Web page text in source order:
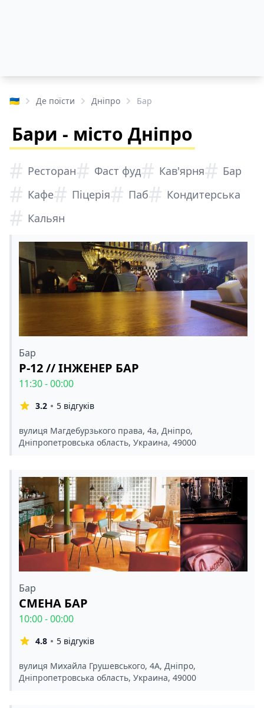
🇺🇦 Де поїсти Дніпро Бар
Бари - місто Дніпро
# Ресторан# Фаст фуд# Кав'ярня# Бар
# Кафе# Піцерія# Паб# Кондитерська
# Кальян
Бар
Р-12 // ІНЖЕНЕР БАР
11:30 - 00:00
3.2 5 відгуків
вулиця Магдебурзького права, 4а, Дніпро,
Дніпропетровська область, Украина, 49000
Бар
СМЕНА БАР
10:00 - 00:00
4.8 5 відгуків
вулиця Михайла Грушевського, 4А, Дніпро,
Дніпропетровська область, Украина, 49000